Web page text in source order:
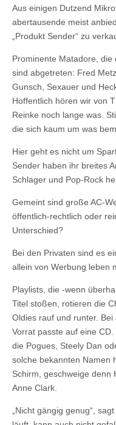
Aus einigen Dutzend
abertausende meist
„Produkt Sender“ zu
Prominente Matadore,
sind abgetreten: Fred
Gunsch, Sexauer und
Hoffentlich hören wir von
Reinke noch lange was.
die sich kaum um was
Hier geht es nicht um
Sender haben ihr breites
Schlager und Pop-Rock
Gemeint sind große AC-
öffentlich-rechtlich oder
Unterschied?
Bei den Privaten sind es
allein von Werbung leben
Playlists, die -wenn
Titel stoßen, rotieren die
Oldies rauf und runter.
Vorrat passte auf eine
die Pogues, Steely Dan
solche bekannten Namen
Schirm, geschweige denn
Anne Clark.
„Nicht gängig genug“,